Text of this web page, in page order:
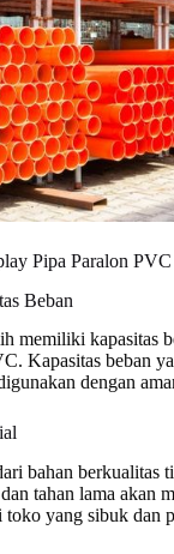
Pipa Paralon
Beban
memiliki kapasitas
Kapasitas beban
dengan
bahan berkualitas
tahan lama akan
yang sibuk dan